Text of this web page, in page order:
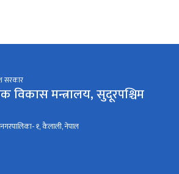
सरकार
विकास मन्त्रालय, सुदूरपश्चिम
१, कैलाली, नेपाल